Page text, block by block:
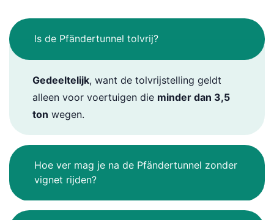
Is de Pfändertunnel tolvrij?
Gedeeltelijk, want de tolvrijstelling geldt
alleen voor voertuigen die minder dan 3,5
ton wegen.
Hoe ver mag je na de Pfändertunnel zonder
vignet rijden?